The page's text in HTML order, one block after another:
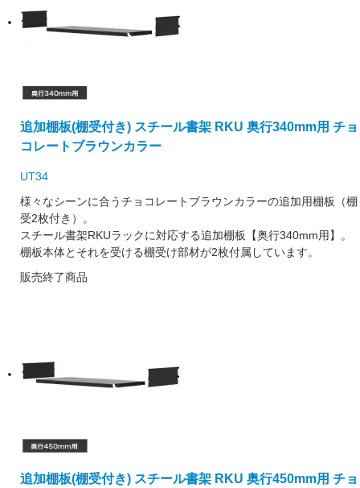
追加棚板(棚受付き) スチール書架 RKU 奥行340mm用 チョ
コレートブラウンカラー
UT34
様々なシーンに合うチョコレートブラウンカラーの追加用棚板（棚
受2枚付き）。
スチール書架RKUラックに対応する追加棚板【奥行340mm用】。
棚板本体とそれを受ける棚受け部材が2枚付属しています。
販売終了商品
追加棚板(棚受付き) スチール書架 RKU 奥行450mm用 チョ